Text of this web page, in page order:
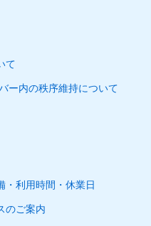
て
ー内の秩序維持について
・利用時間・休業日
のご案内